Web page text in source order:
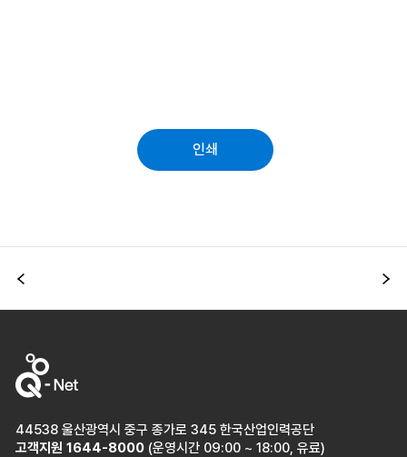
인쇄
이전
44538 울산광역시 중구 종가로 345 한국산업인력공단
고객지원 1644-8000 (운영시간 09:00 ~ 18:00, 유료)